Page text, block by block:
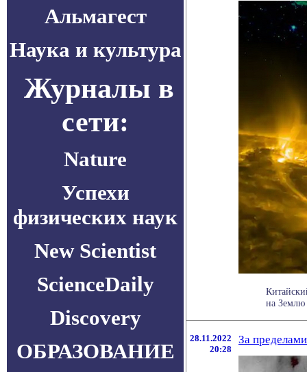
Альмагест
Наука и культура
Журналы в
сети:
Nature
Успехи
физических наук
New Scientist
ScienceDaily
Discovery
ОБРАЗОВАНИЕ
на Землю
28.11.2022
20:28
За